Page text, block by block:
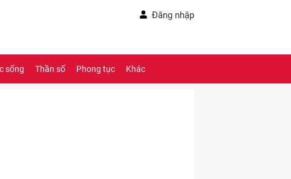
Đăng nhập
sống Thần số Phong tục Khác